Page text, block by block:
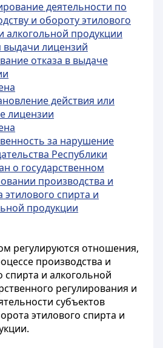
деятельности по
и обороту этилового
алкогольной продукции
выдачи лицензий
отказа в выдаче
действия или
лицензии
за нарушение
Республики
о государственном
производства и
этилового спирта и
продукции
регулируются отношения,
производства и
спирта и алкогольной
регулирования и
субъектов
этилового спирта и